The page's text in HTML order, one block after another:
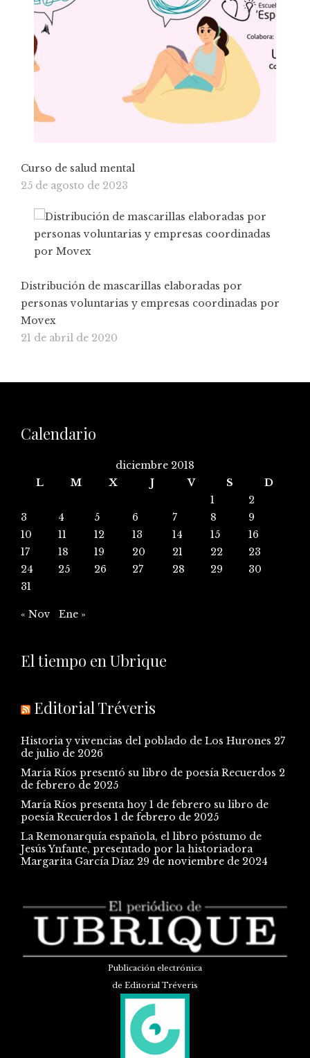
Curso de salud mental
25 de agosto de 2023
Distribución de mascarillas elaboradas por
personas voluntarias y empresas coordinadas por
Movex
21 de abril de 2020
Calendario
diciembre 2018
L
M X J V S
D
1
2
3
4 5 6 7 8
9
10
11 12 13 14 15
16
17
18 19 20 21 22
23
24
25 26 27 28 29
30
31
« Nov Ene »
El tiempo en Ubrique
Editorial Tréveris
Historia y vivencias del poblado de Los Hurones 27
de julio de 2026
María Ríos presentó su libro de poesía Recuerdos 2
de febrero de 2025
María Ríos presenta hoy 1 de febrero su libro de
poesía Recuerdos 1 de febrero de 2025
La Remonarquía española, el libro póstumo de
Jesús Ynfante, presentado por la historiadora
Margarita García Díaz 29 de noviembre de 2024
Publicación electrónica
de Editorial Tréveris